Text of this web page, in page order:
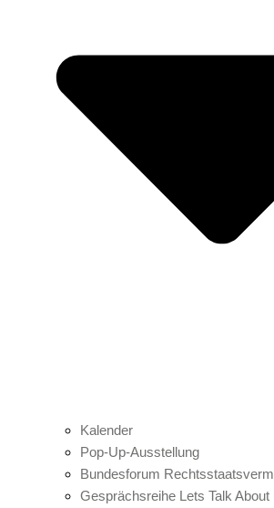
Kalender
Pop-Up-Ausstellung
Bundesforum
Gesprächsreihe Lets Talk About